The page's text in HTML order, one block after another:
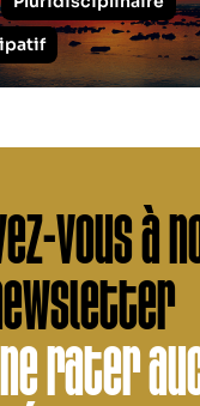
vous à
rater